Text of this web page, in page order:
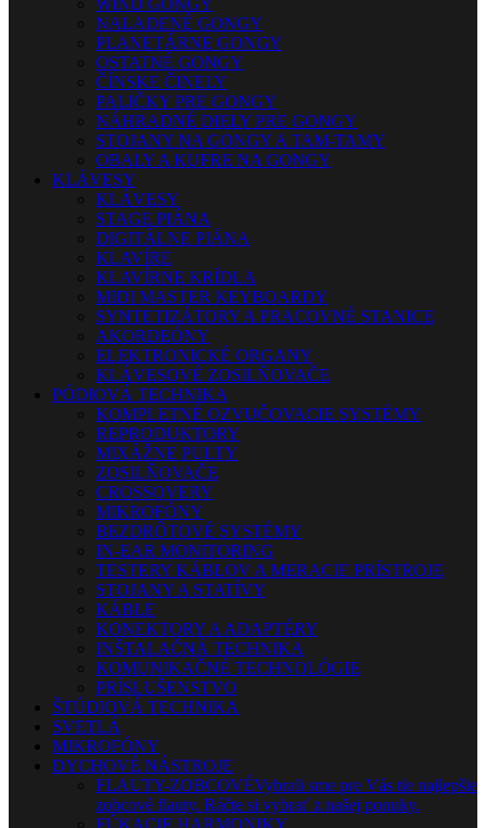
WIND GONGY
NALADENÉ GONGY
PLANETÁRNE GONGY
OSTATNÉ GONGY
ČÍNSKE ČINELY
PALIČKY PRE GONGY
NÁHRADNÉ DIELY PRE GONGY
STOJANY NA GONGY A TAM-TAMY
OBALY A KUFRE NA GONGY
KLÁVESY
KLÁVESY
STAGE PIÁNA
DIGITÁLNE PIÁNA
KLAVÍRE
KLAVÍRNE KRÍDLA
MIDI MASTER KEYBOARDY
SYNTETIZÁTORY A PRACOVNÉ STANICE
AKORDEÓNY
ELEKTRONICKÉ ORGANY
KLÁVESOVÉ ZOSILŇOVAČE
PÓDIOVÁ TECHNIKA
KOMPLETNÉ OZVUČOVACIE SYSTÉMY
REPRODUKTORY
MIXÁŽNE PULTY
ZOSILŇOVAČE
CROSSOVERY
MIKROFÓNY
BEZDRÔTOVÉ SYSTÉMY
IN-EAR MONITORING
TESTERY KÁBLOV A MERACIE PRÍSTROJE
STOJANY A STATÍVY
KÁBLE
KONEKTORY A ADAPTÉRY
INŠTALAČNÁ TECHNIKA
KOMUNIKAČNÉ TECHNOLÓGIE
PRÍSLUŠENSTVO
ŠTÚDIOVÁ TECHNIKA
SVETLÁ
MIKROFÓNY
DYCHOVÉ NÁSTROJE
FLAUTY-ZOBCOVÉVybrali sme pre Vás tie najlepšie
zobcové flauty. Ráčte si vybrať z našej ponuky.
FÚKACIE HARMONIKY